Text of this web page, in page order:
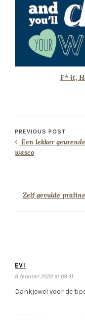
F* it,
PREVIOUS POST
Een lekker
wasco
Zelf gevulde
EVI
8 februari 2022 at 09:41
Dankjewel voor de